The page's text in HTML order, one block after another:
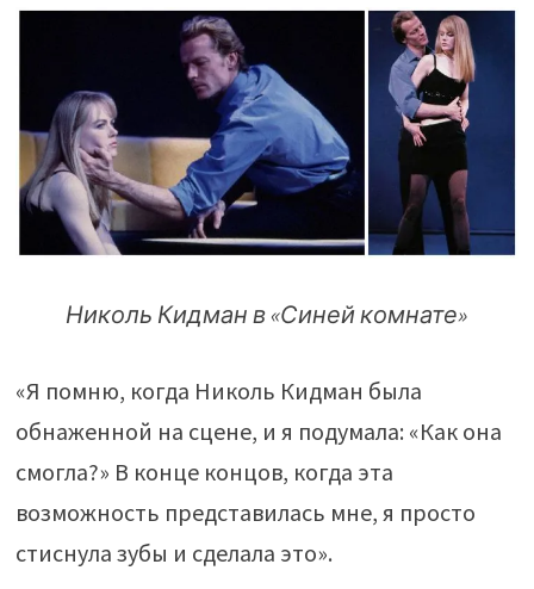
Николь Кидман в «Синей комнате»
«Я помню, когда Николь Кидман была
обнаженной на сцене, и я подумала: «Как она
смогла?» В конце концов, когда эта
возможность представилась мне, я просто
стиснула зубы и сделала это».